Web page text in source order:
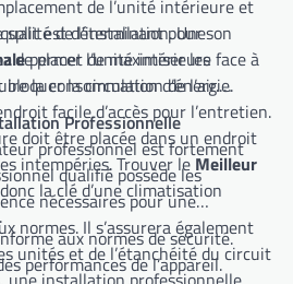
de l’unité intérieure et
extérieure, ainsi que la qualité de l’installation. Une
permet de maximiser les
la consommation d’énergie.
split est déterminant pour son
la circulation de l’air.
facile d’accès pour l’entretien.
doit être placée dans un endroit
bien ventilé et à l’abri des intempéries. Trouver leMeilleur
la clé d’une climatisation
Professionnelle
professionnel est fortement
nécessaires pour une
également
unités et de l’étanchéité du circuit
aux normes de sécurité.
performances de l’appareil.